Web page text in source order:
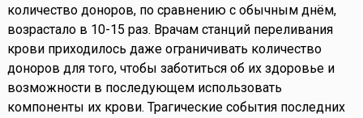
количество доноров, по сравнению с обычным днём,
возрастало в 10-15 раз. Врачам станций переливания
крови приходилось даже ограничивать количество
доноров для того, чтобы заботиться об их здоровье и
возможности в последующем использовать
компоненты их крови. Трагические события последних